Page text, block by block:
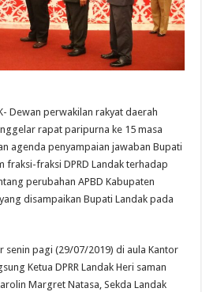
Dewan perwakilan rakyat daerah
rapat paripurna ke 15 masa
agenda penyampaian jawaban Bupati
fraksi-fraksi DPRD Landak terhadap
perubahan APBD Kabupaten
disampaikan Bupati Landak pada
senin pagi (29/07/2019) di aula Kantor
Ketua DPRR Landak Heri saman
Margret Natasa, Sekda Landak